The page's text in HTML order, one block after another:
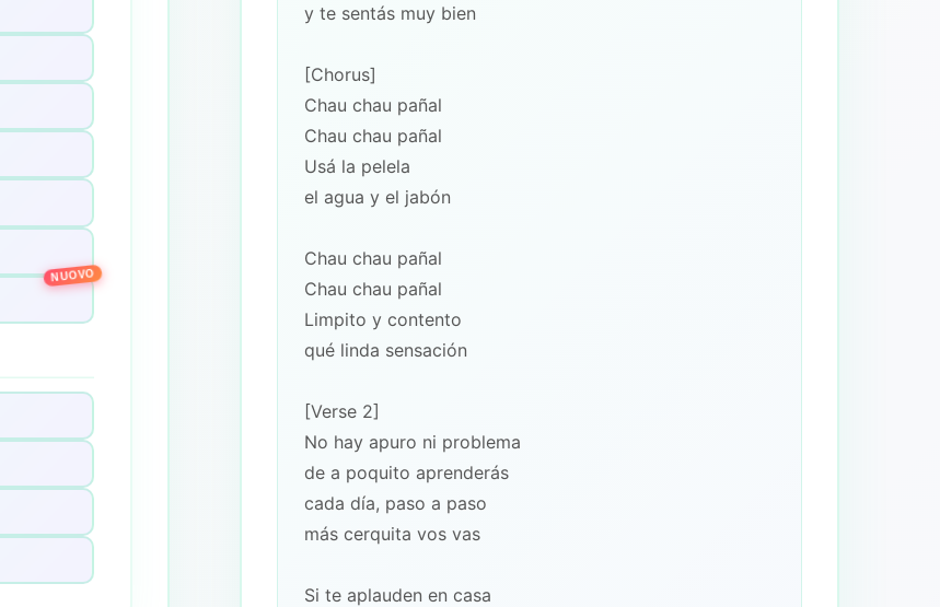
NUOVO
y te sentás muy bien
[Chorus]
Chau chau pañal
Chau chau pañal
Usá la pelela
el agua y el jabón
Chau chau pañal
Chau chau pañal
Limpito y contento
qué linda sensación
[Verse 2]
No hay apuro ni problema
de a poquito aprenderás
cada día, paso a paso
más cerquita vos vas
Si te aplauden en casa